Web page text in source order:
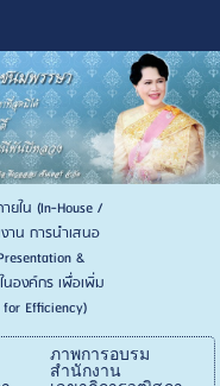
ใน (In-House /
าน การนำเสนอ
&
นองค์กร เพื่อเพิ่ม
Efficiency)
ภาพการอบรม
สำนักงาน